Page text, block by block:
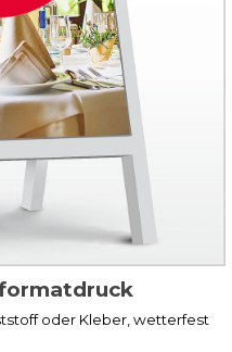
oder Kleber, wetterfest